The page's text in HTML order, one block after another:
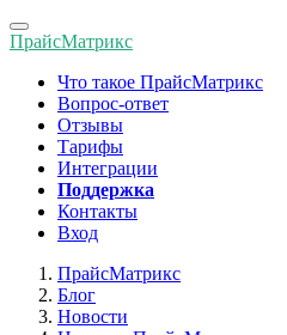
Toggle
navigation
ПрайсМатрикс
Что такое ПрайсМатрикс
Вопрос-ответ
Отзывы
Тарифы
Интеграции
Поддержка
Контакты
Вход
ПрайсМатрикс
Блог
Новости